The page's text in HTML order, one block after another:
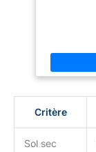
Critère
Sol sec